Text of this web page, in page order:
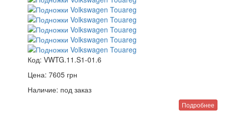
Код: VWTG.11.S1-01.6
Цена: 7605 грн
Наличие: под заказ
Подробнее